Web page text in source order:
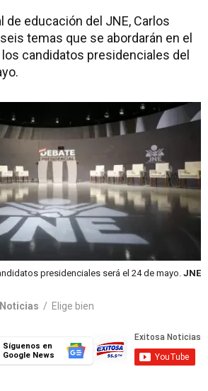
de educación del JNE, Carlos
temas que se abordarán en el
candidatos presidenciales del
presidenciales será el 24 de mayo. JNE
/ Elige bien
Síguenos en
Google News